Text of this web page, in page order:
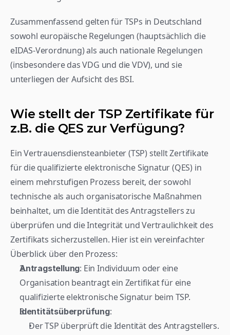
Zusammenfassend gelten für TSPs in Deutschland
sowohl europäische Regelungen (hauptsächlich die
eIDAS-Verordnung) als auch nationale Regelungen
(insbesondere das VDG und die VDV), und sie
unterliegen der Aufsicht des BSI.
Wie stellt der TSP Zertifikate für
z.B. die QES zur Verfügung?
Ein Vertrauensdiensteanbieter (TSP) stellt Zertifikate
für die qualifizierte elektronische Signatur (QES) in
einem mehrstufigen Prozess bereit, der sowohl
technische als auch organisatorische Maßnahmen
beinhaltet, um die Identität des Antragstellers zu
überprüfen und die Integrität und Vertraulichkeit des
Zertifikats sicherzustellen. Hier ist ein vereinfachter
Überblick über den Prozess:
Antragstellung: Ein Individuum oder eine
Organisation beantragt ein Zertifikat für eine
qualifizierte elektronische Signatur beim TSP.
Identitätsüberprüfung:
Der TSP überprüft die Identität des Antragstellers.